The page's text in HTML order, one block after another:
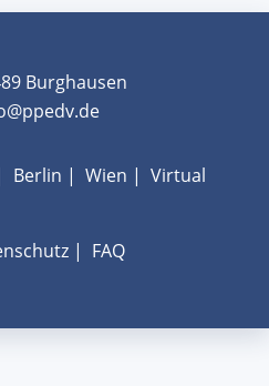
Burghausen
Berlin | Wien | Virtual
| FAQ